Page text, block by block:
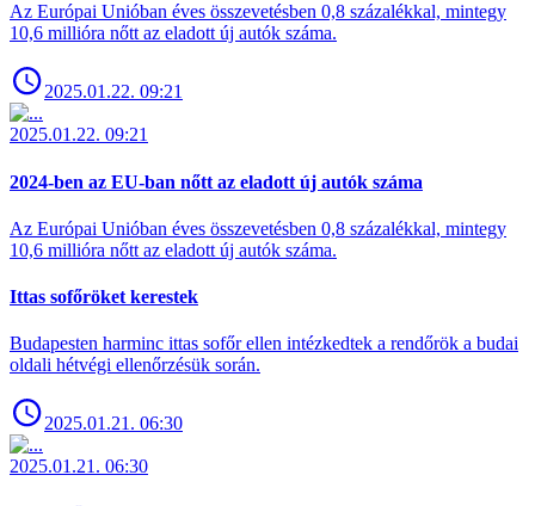
Az Európai Unióban éves összevetésben 0,8 százalékkal, mintegy
10,6 millióra nőtt az eladott új autók száma.
2025.01.22. 09:21
2025.01.22. 09:21
2024-ben az EU-ban nőtt az eladott új autók száma
Az Európai Unióban éves összevetésben 0,8 százalékkal, mintegy
10,6 millióra nőtt az eladott új autók száma.
Ittas sofőröket kerestek
Budapesten harminc ittas sofőr ellen intézkedtek a rendőrök a budai
oldali hétvégi ellenőrzésük során.
2025.01.21. 06:30
2025.01.21. 06:30